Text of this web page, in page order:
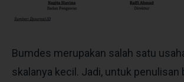
Bumdes merupakan salah satu
skalanya kecil. Jadi, untuk penulisan